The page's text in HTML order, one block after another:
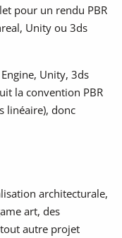
pour un rendu PBR
Unity ou 3ds
Unity, 3ds
la convention PBR
linéaire), donc
architecturale,
art, des
autre projet